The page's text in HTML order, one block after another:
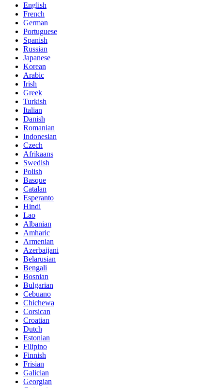
English
French
German
Portuguese
Spanish
Russian
Japanese
Korean
Arabic
Irish
Greek
Turkish
Italian
Danish
Romanian
Indonesian
Czech
Afrikaans
Swedish
Polish
Basque
Catalan
Esperanto
Hindi
Lao
Albanian
Amharic
Armenian
Azerbaijani
Belarusian
Bengali
Bosnian
Bulgarian
Cebuano
Chichewa
Corsican
Croatian
Dutch
Estonian
Filipino
Finnish
Frisian
Galician
Georgian